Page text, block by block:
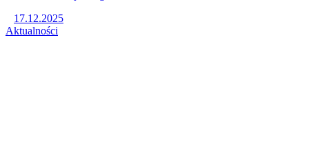
17.12.2025
Aktualności